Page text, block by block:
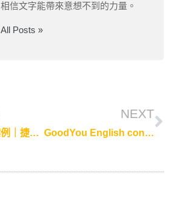
相信文字能帶來意想不到的力量。
All Posts »
內容行銷成功案例｜捷安特 日本東北自行車賽事報導
NEXT
GoodYou English content marketing case study: 2019 Asian Tour Taipei Open